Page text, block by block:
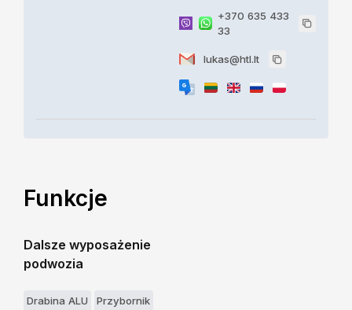
+370 635 433
33
lukas@htl.lt
Funkcje
Dalsze wyposażenie
podwozia
Drabina ALU Przybornik